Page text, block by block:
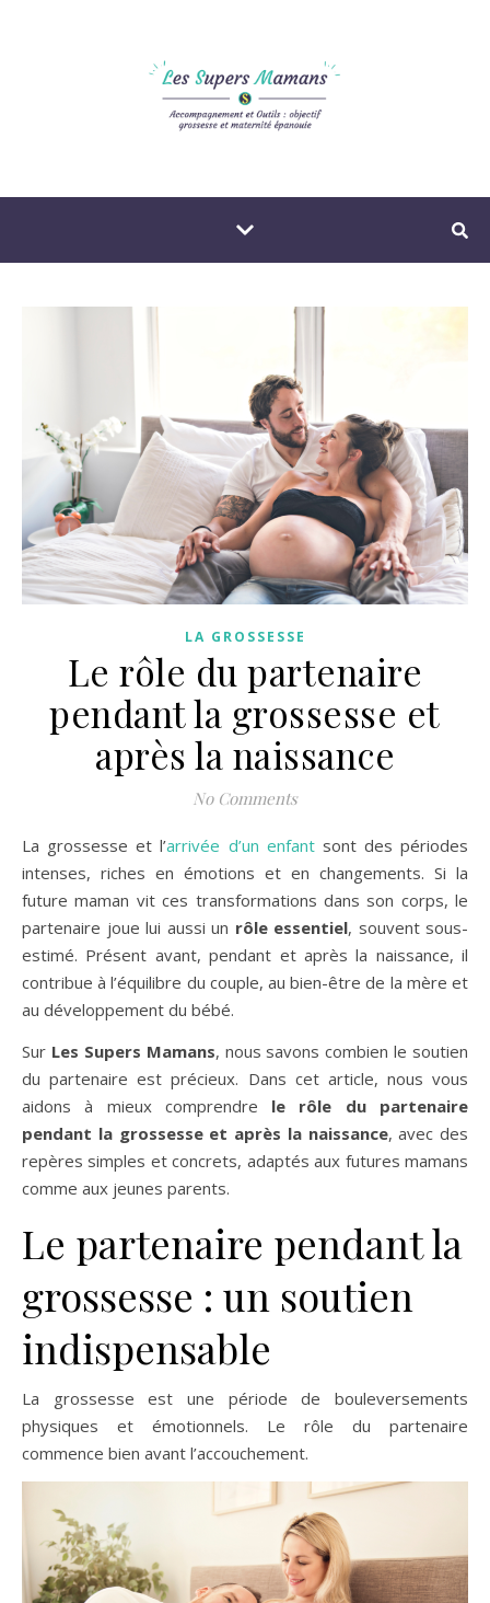
LA GROSSESSE
Le rôle du partenaire
pendant la grossesse et
après la naissance
No Comments
La grossesse et l’arrivée d’un enfantsont des périodes
intenses, riches en émotions et en changements. Si la
future maman vit ces transformations dans son corps, le
partenaire joue lui aussi un rôle essentiel, souvent sous-
estimé. Présent avant, pendant et après la naissance, il
contribue à l’équilibre du couple, au bien-être de la mère et
au développement du bébé.
Sur Les Supers Mamans, nous savons combien le soutien
du partenaire est précieux. Dans cet article, nous vous
aidons à mieux comprendre le rôle du partenaire
pendant la grossesse et après la naissance, avec des
repères simples et concrets, adaptés aux futures mamans
comme aux jeunes parents.
Le partenaire pendant la
grossesse : un soutien
indispensable
La grossesse est une période de bouleversements
physiques et émotionnels. Le rôle du partenaire
commence bien avant l’accouchement.